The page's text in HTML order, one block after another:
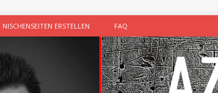
NISCHENSEITEN ERSTELLEN FAQ